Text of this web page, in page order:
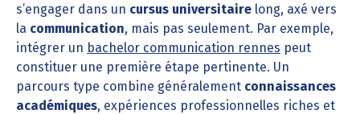
s’engager dans un cursus universitaire long, axé vers
la communication, mais pas seulement. Par exemple,
intégrer un bachelor communication rennes peut
constituer une première étape pertinente. Un
parcours type combine généralement connaissances
académiques, expériences professionnelles riches et